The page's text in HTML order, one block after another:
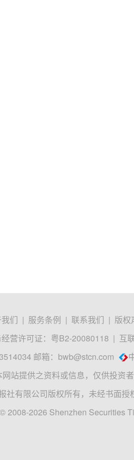
们 | 服务条例 | 联系我们 | 版权
营许可证：粤B2-20080118 | 互
邮箱： bwb@stcn.com
网站提供之资料或信息，仅供投资
社有限公司版权所有，未经书面授
2008-2026 Shenzhen Securities